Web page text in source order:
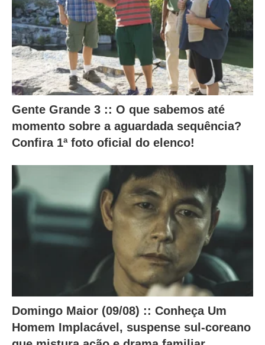
e
s
a
l
e
m
o
ú
d
o
Gente Grande 3 :: O que sabemos até
momento sobre a aguardada sequência?
Confira 1ª foto oficial do elenco!
Domingo Maior (09/08) :: Conheça Um
Homem Implacável, suspense sul-coreano